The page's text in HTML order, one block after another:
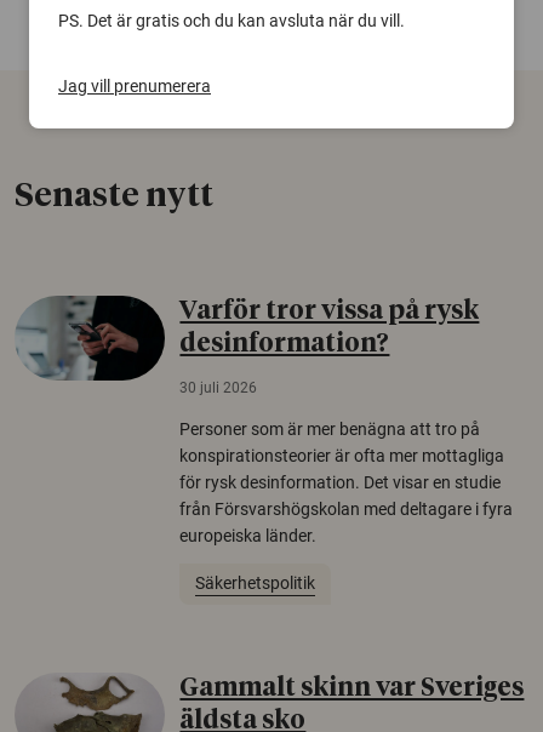
Senaste nytt
Varför tror vissa på rysk
desinformation?
30 juli 2026
Personer som är mer benägna att tro på
konspirationsteorier är ofta mer mottagliga
för rysk desinformation. Det visar en studie
från Försvarshögskolan med deltagare i fyra
europeiska länder.
Säkerhetspolitik
Gammalt skinn var Sveriges
äldsta sko
PS. Det är gratis och du kan avsluta när du vill.
Jag vill prenumerera